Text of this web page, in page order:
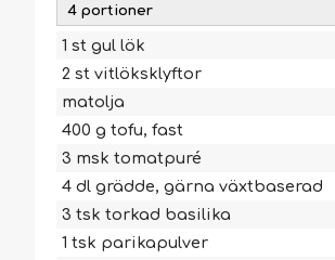
1 st gul lök
2 st vitlöksklyftor
matolja
400 g tofu, fast
3 msk tomatpuré
4 dl grädde, gärna växtbaserad
3 tsk torkad basilika
1 tsk parikapulver